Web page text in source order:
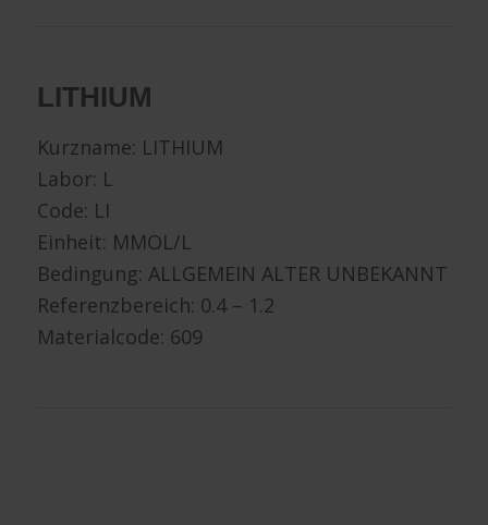
LITHIUM
Kurzname: LITHIUM
Labor: L
Code: LI
Einheit: MMOL/L
Bedingung: ALLGEMEIN ALTER UNBEKANNT
Referenzbereich: 0.4 – 1.2
Materialcode: 609